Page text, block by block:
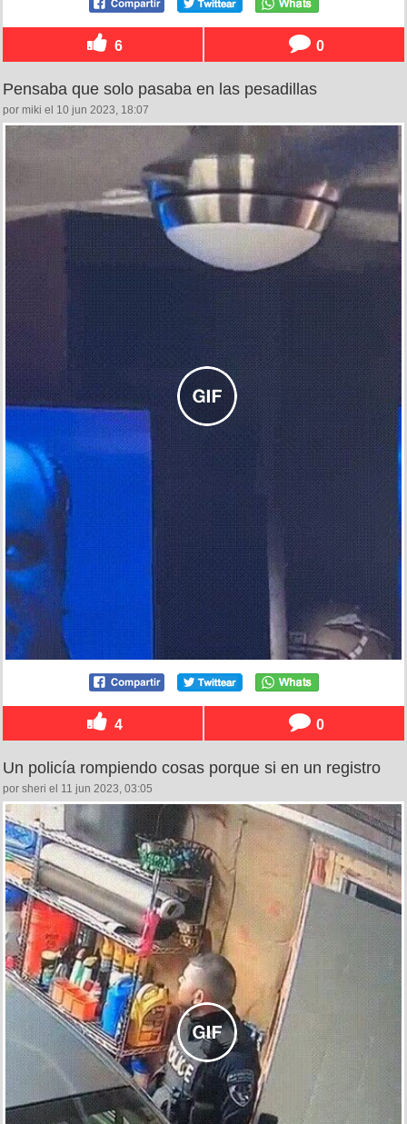
6 0
Pensaba que solo pasaba en las pesadillas
por miki el 10 jun 2023, 18:07
4 0
Un policía rompiendo cosas porque si en un registro
por sheri el 11 jun 2023, 03:05